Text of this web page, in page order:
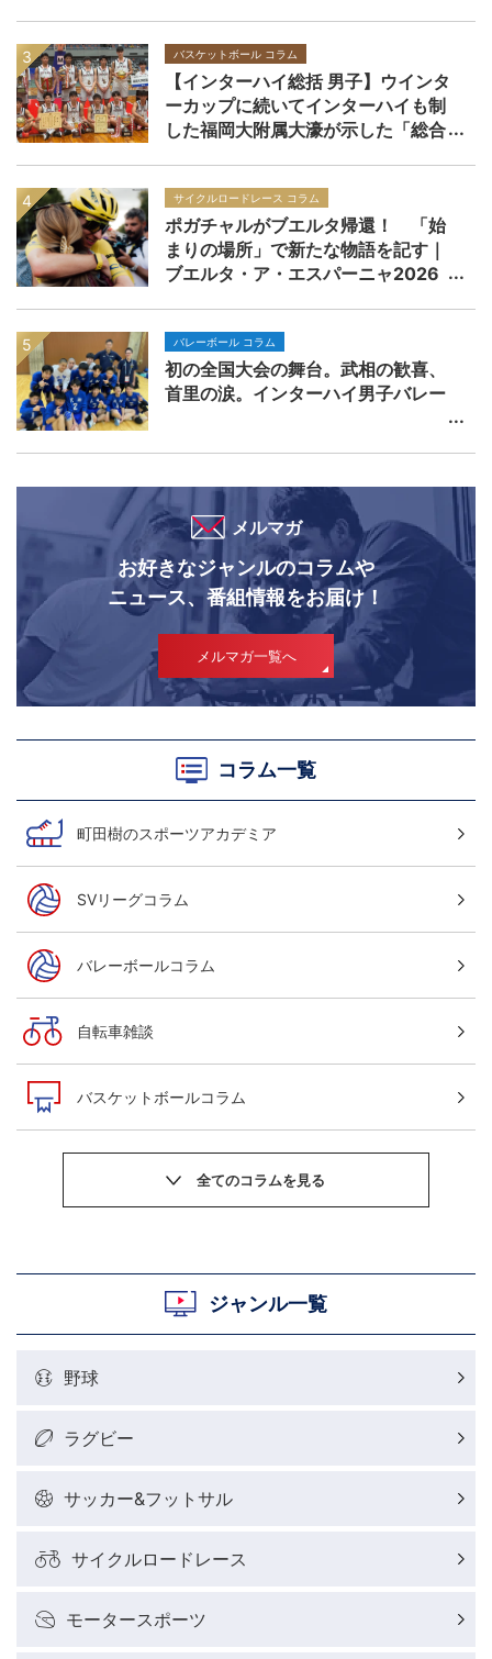
バスケットボール コラム
【インターハイ総括 男子】ウインタ
ーカップに続いてインターハイも制
した福岡大附属大濠が示した「総合
サイクルロードレース コラム
ポガチャルがブエルタ帰還！ 「始
まりの場所」で新たな物語を記す｜
ブエルタ・ア・エスパーニャ2026
バレーボール コラム
初の全国大会の舞台。武相の歓喜、
首里の涙。インターハイ男子バレー
メルマガ
お好きなジャンルのコラムや
ニュース、番組情報をお届け！
メルマガ一覧へ
コラム一覧
町田樹のスポーツアカデミア
SVリーグコラム
バレーボールコラム
自転車雑談
バスケットボールコラム
村上晃一ラグビーコラム
ラグビーレポート
野球好きコラム
サイクルロードレースレポート
フィギュアスケートレポート
ジャンル一覧
野球
ラグビー
サッカー&フットサル
サイクルロードレース
モータースポーツ